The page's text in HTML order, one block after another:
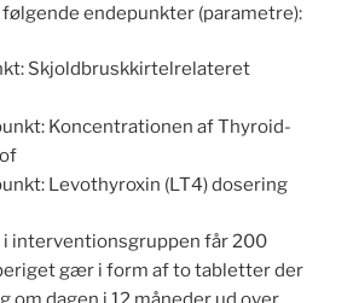
endepunkter (parametre):
Skjoldbruskkirtelrelateret
Koncentrationen af Thyroid-
Levothyroxin (LT4) dosering
i interventionsgruppen får 200
gær i form af to tabletter der